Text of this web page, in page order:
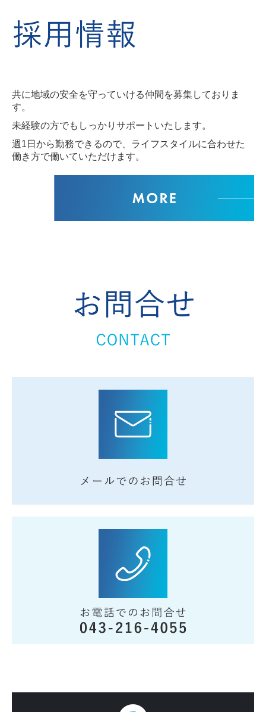
共に地域の安全を守っていける仲間を募集しておりま
す。
未経験の方でもしっかりサポートいたします。
週1日から勤務できるので、ライフスタイルに合わせた
働き方で働いていただけます。